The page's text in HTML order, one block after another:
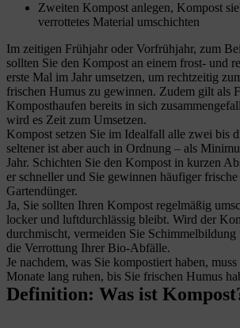
Zweiten Kompost anlegen, Kompost
verrottetes Material umschichten
Im zeitigen Frühjahr oder Vorfrühjahr, zum
sollten Sie den Kompost an einem frost- und
erste Mal im Jahr umsetzen, um rechtzeitig
frischen Humus zu gewinnen. Zudem gilt als
Komposthaufen bereits in sich
wird es Zeit zum Umsetzen.
Kompost setzen Sie im Idealfall alle zwei bis
seltener ist aber auch in Ordnung – als
Jahr. Schichten Sie den Kompost in kurzen
er schneller und Sie gewinnen häufiger
Gartendünger.
Ja, Sie sollten Ihren Kompost regelmäßig
locker und luftdurchlässig bleibt. Wird der
durchmischt, vermeiden Sie Schimmelbildung
die Verrottung Ihrer Bio-Abfälle.
Je nachdem, was Sie kompostiert haben,
Monate lang ruhen, bis Sie frischen Humus
Definition: Was ist